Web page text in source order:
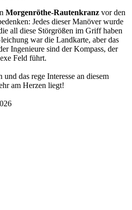
Morgenröthe-Rautenkranz vor den
Jedes dieser Manöver wurde
all diese Störgrößen im Griff haben
war die Landkarte, aber das
Ingenieure sind der Kompass, der
Feld führt.
das rege Interesse an diesem
am Herzen liegt!